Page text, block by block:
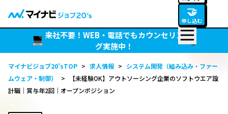
🤝
申し込む
来社不要！WEB・電話でもカウンセリン
グ実施中！
マイナビジョブ20’sTOP > 求人情報 > システム開発（組み込み・ファー
ムウェア・制御）
>
【未経験OK】アウトソーシング企業のソフトウエア設
計職｜賞与年2回｜オープンポジション